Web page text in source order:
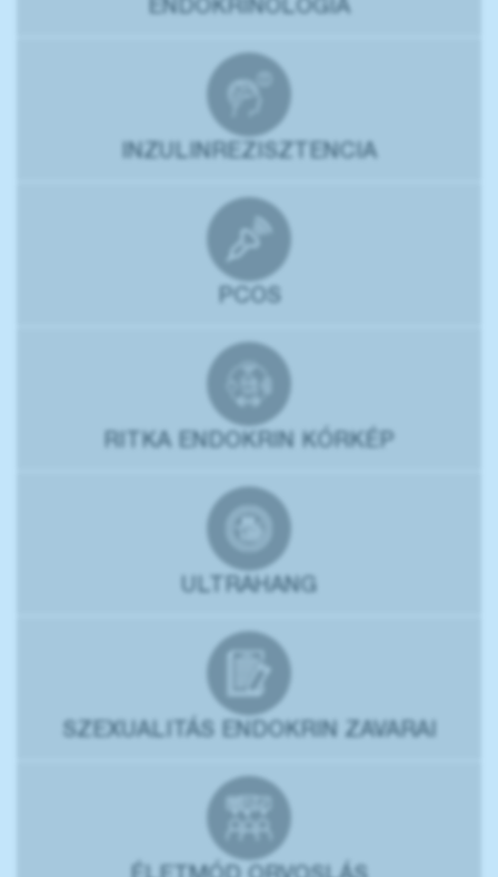
ENDOKRINOLÓGIA
INZULINREZISZTENCIA
PCOS
RITKA ENDOKRIN KÓRKÉP
ULTRAHANG
SZEXUALITÁS ENDOKRIN ZAVARAI